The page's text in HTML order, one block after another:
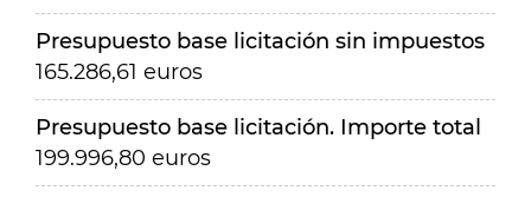
Presupuesto base licitación sin impuestos
165.286,61 euros
Presupuesto base licitación. Importe total
199.996,80 euros